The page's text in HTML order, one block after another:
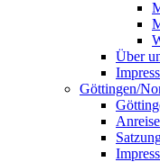
Über
Göttingen/
Anreise